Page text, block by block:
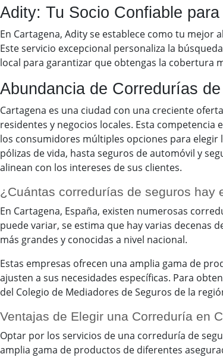
Adity: Tu Socio Confiable
En Cartagena, Adity se establece como tu mejor
Este servicio excepcional personaliza la
local para garantizar que obtengas la cobertura
Abundancia de Corredurías
Cartagena es una ciudad con una creciente
residentes y negocios locales. Esta
los consumidores múltiples opciones para elegir
pólizas de vida, hasta seguros de automóvil y
alinean con los intereses de sus clientes.
¿Cuántas corredurías de seguros hay
En Cartagena, España, existen numerosas
puede variar, se estima que hay varias decenas
más grandes y conocidas a nivel nacional.
Estas empresas ofrecen una amplia gama de
ajusten a sus necesidades específicas. Para
del Colegio de Mediadores de Seguros de la
Ventajas de Elegir una Correduría en
Optar por los servicios de una correduría de
amplia gama de productos de diferentes